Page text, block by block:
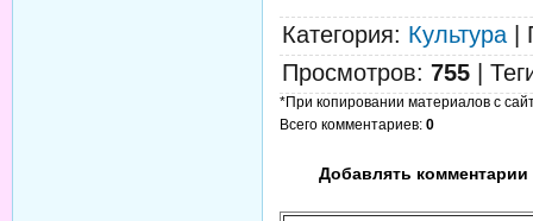
Категория: Культура
Просмотров: 755
*При копировании материалов с
Всего комментариев: 0
Добавлять комментарии